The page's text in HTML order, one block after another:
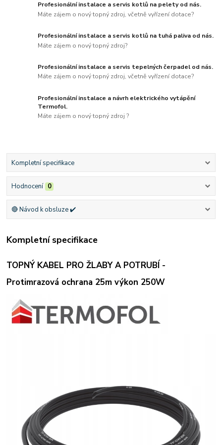
Profesionální instalace a servis kotlů na pelety od nás.
Máte zájem o nový topný zdroj, včetně vyřízení dotace?
Profesionální instalace a servis kotlů na tuhá paliva od nás.
Máte zájem o nový topný zdroj?
Profesionální instalace a servis tepelných čerpadel od nás.
Máte zájem o nový topný zdroj, včetně vyřízení dotace?
Profesionální instalace a návrh elektrického vytápění
Termofol.
Máte zájem o nový topný zdroj ?
Kompletní specifikace
Hodnocení 0
🔴 Návod k obsluze ✔️
Kompletní specifikace
TOPNÝ KABEL PRO ŽLABY A POTRUBÍ -
Protimrazová ochrana 25m výkon 250W